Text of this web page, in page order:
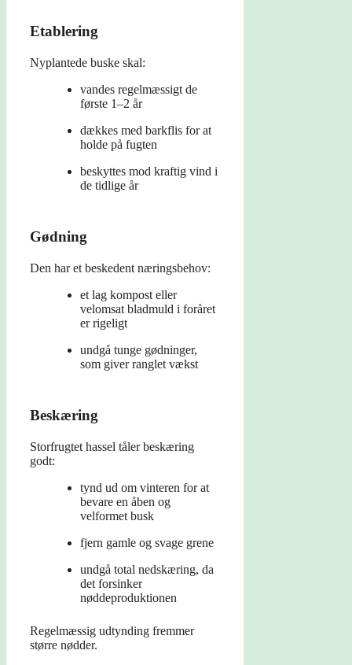
Etablering
Nyplantede buske skal:
vandes regelmæssigt de
første 1–2 år
dækkes med barkflis for at
holde på fugten
beskyttes mod kraftig vind i
de tidlige år
Gødning
Den har et beskedent næringsbehov:
et lag kompost eller
velomsat bladmuld i foråret
er rigeligt
undgå tunge gødninger,
som giver ranglet vækst
Beskæring
Storfrugtet hassel tåler beskæring
godt:
tynd ud om vinteren for at
bevare en åben og
velformet busk
fjern gamle og svage grene
undgå total nedskæring, da
det forsinker
nøddeproduktionen
Regelmæssig udtynding fremmer
større nødder.